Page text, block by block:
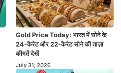
Gold Price Today: भारत में सोने के
24-कैरेट और 22-कैरेट सोने की ताज़ा
कीमतें देखें
July 31, 2026